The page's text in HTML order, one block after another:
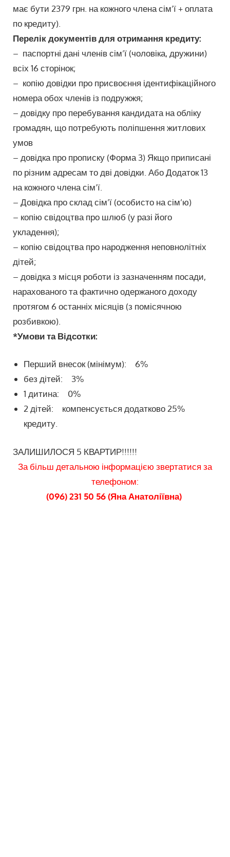
має бути2379 грн. на кожного члена сім’ї + оплата
по кредиту).
Перелік документів для отримання кредиту:
– паспортні дані членів сім’ї (чоловіка, дружини)
всіх 16 сторінок;
– копію довідки про присвоєння ідентифікаційного
номера обох членів із подружжя;
– довідку про перебування кандидата на обліку
громадян, що потребують поліпшення житлових
умов
– довідка про прописку (Форма 3) Якщо приписані
по різним адресам то дві довідки. Або Додаток 13
на кожного члена сім’ї.
– Довідка про склад сім’ї (особисто на сім’ю)
– копію свідоцтва про шлюб (у разі його
укладення);
– копію свідоцтва про народження неповнолітніх
дітей;
– довідка з місця роботи із зазначенням посади,
нарахованого та фактично одержаного доходу
протягом 6 останніх місяців (з помісячною
розбивкою).
*Умови та Відсотки:
Перший внесок (мінімум): 6%
без дітей: 3%
1 дитина: 0%
2 дітей: компенсується додатково 25%
кредиту.
ЗАЛИШИЛОСЯ 5 КВАРТИР!!!!!!
За більш детальною інформацією звертатися за
телефоном:
(096) 231 50 56 (Яна Анатоліївна)